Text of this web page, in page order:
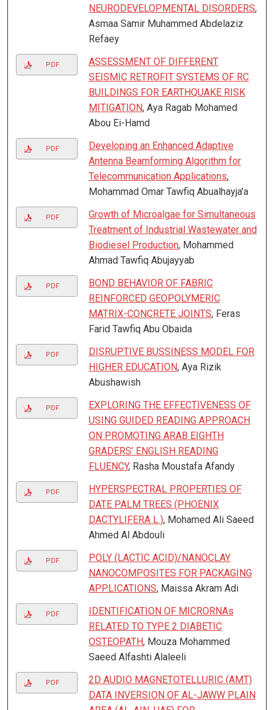
NEURODEVELOPMENTAL DISORDERS,
Asmaa Samir Muhammed Abdelaziz
Refaey
PDF
ASSESSMENT OF DIFFERENT
SEISMIC RETROFIT SYSTEMS OF RC
BUILDINGS FOR EARTHQUAKE RISK
MITIGATION, Aya Ragab Mohamed
Abou Ei-Hamd
PDF
Developing an Enhanced Adaptive
Antenna Beamforming Algorithm for
Telecommunication Applications,
Mohammad Omar Tawfiq Abualhayja'a
PDF
Growth of Microalgae for Simultaneous
Treatment of Industrial Wastewater and
Biodiesel Production, Mohammed
Ahmad Tawfiq Abujayyab
PDF
BOND BEHAVIOR OF FABRIC
REINFORCED GEOPOLYMERIC
MATRIX-CONCRETE JOINTS, Feras
Farid Tawfiq Abu Obaida
PDF
DISRUPTIVE BUSSINESS MODEL FOR
HIGHER EDUCATION, Aya Rizik
Abushawish
PDF
EXPLORING THE EFFECTIVENESS OF
USING GUIDED READING APPROACH
ON PROMOTING ARAB EIGHTH
GRADERS’ ENGLISH READING
FLUENCY, Rasha Moustafa Afandy
PDF
HYPERSPECTRAL PROPERTIES OF
DATE PALM TREES (PHOENIX
DACTYLIFERA L.), Mohamed Ali Saeed
Ahmed Al Abdouli
PDF
POLY (LACTIC ACID)/NANOCLAY
NANOCOMPOSITES FOR PACKAGING
APPLICATIONS, Maissa Akram Adi
PDF
IDENTIFICATION OF MICRORNAs
RELATED TO TYPE 2 DIABETIC
OSTEOPATH, Mouza Mohammed
Saeed Alfashti Alaleeli
PDF
2D AUDIO MAGNETOTELLURIC (AMT)
DATA INVERSION OF AL-JAWW PLAIN